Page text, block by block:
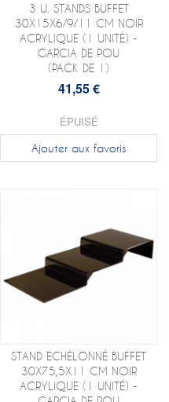
3 U. STANDS BUFFET
30X15X6/9/11 CM NOIR
ACRYLIQUE (1 UNITÉ) -
GARCIA DE POU
(PACK DE 1)
41,55 €
ÉPUISÉ
Ajouter aux favoris
STAND ECHÉLONNÉ BUFFET
30X75,5X11 CM NOIR
ACRYLIQUE (1 UNITÉ) -